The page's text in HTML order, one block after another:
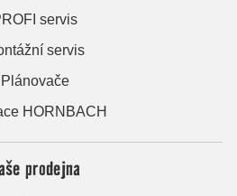
servis
servis
Plánovače
HORNBACH
prodejna